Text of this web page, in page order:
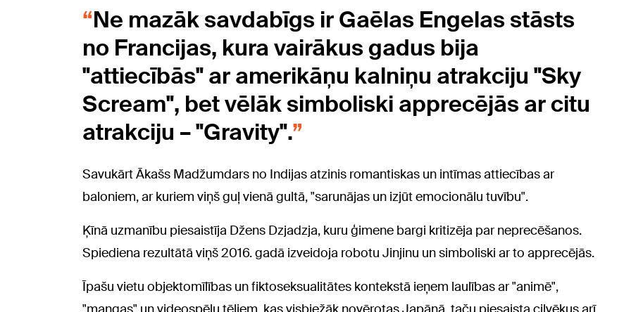
Ne mazāk savdabīgs ir Gaēlas Engelas stāsts
no Francijas, kura vairākus gadus bija
"attiecībās" ar amerikāņu kalniņu atrakciju "Sky
Scream", bet vēlāk simboliski apprecējās ar citu
atrakciju – "Gravity".
Savukārt Ākašs Madžumdars no Indijas atzinis romantiskas un intīmas attiecības ar
baloniem, ar kuriem viņš guļ vienā gultā, "sarunājas un izjūt emocionālu tuvību".
Ķīnā uzmanību piesaistīja Džens Dzjadzja, kuru ģimene bargi kritizēja par neprecēšanos.
Spiediena rezultātā viņš 2016. gadā izveidoja robotu Jinjinu un simboliski ar to apprecējās.
Īpašu vietu objektomīlības un fiktoseksualitātes kontekstā ieņem laulības ar "animē",